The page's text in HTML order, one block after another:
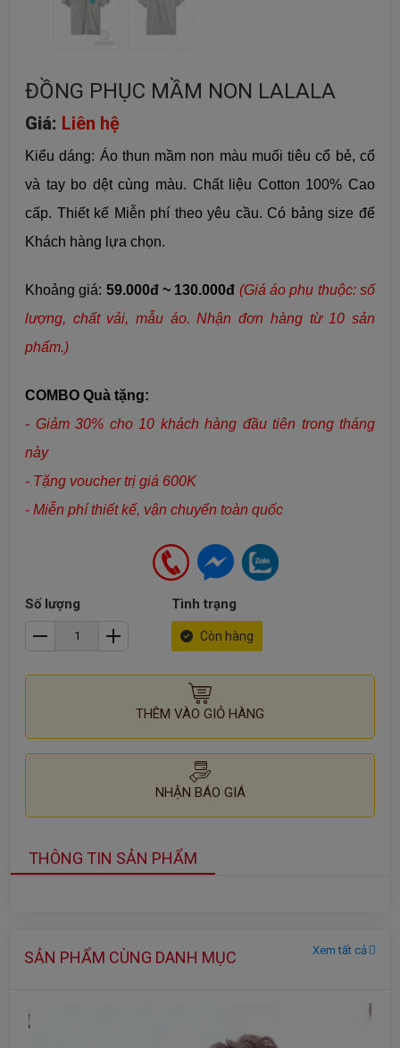
ĐỒNG PHỤC MẦM NON LALALA
Giá: Liên hệ
Kiểu dáng: Áo thun mầm non màu muối tiêu cổ bẻ, cổ
và tay bo dệt cùng màu. Chất liệu Cotton 100% Cao
cấp. Thiết kế Miễn phí theo yêu cầu. Có bảng size để
Khách hàng lựa chọn.
Khoảng giá: 59.000đ ~ 130.000đ (Giá áo phụ thuộc: số
lượng, chất vải, mẫu áo. Nhận đơn hàng từ 10 sản
phẩm.)
COMBO Quà tặng:
- Giảm 30% cho 10 khách hàng đầu tiên trong tháng
này
- Tặng voucher trị giá 600K
- Miễn phí thiết kế, vận chuyển toàn quốc
Số lượng Tình trạng
Còn hàng
THÊM VÀO GIỎ HÀNG
NHẬN BÁO GIÁ
THÔNG TIN SẢN PHẨM
SẢN PHẨM CÙNG DANH MỤC Xem tất cả